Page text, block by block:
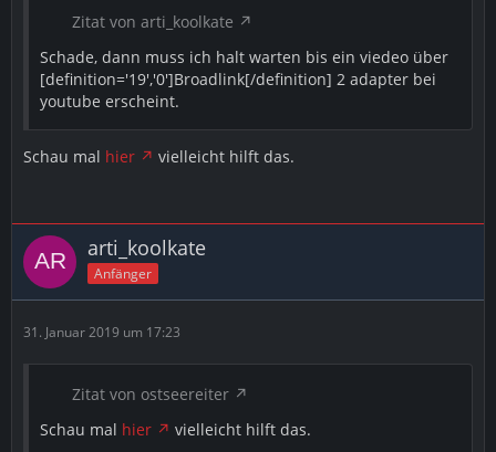
Zitat von arti_koolkate
Schade, dann muss ich halt warten bis ein viedeo über
[definition='19','0']Broadlink[/definition] 2 adapter bei
youtube erscheint.
Schau mal hier vielleicht hilft das.
arti_koolkate
Anfänger
31. Januar 2019 um 17:23
Zitat von ostseereiter
Schau mal hier vielleicht hilft das.